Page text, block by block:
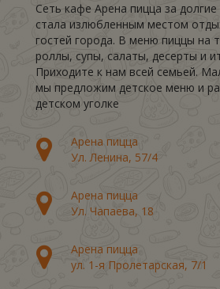
Сеть кафе Арена пицца за
стала излюбленным местом
гостей города. В меню пиццы на
роллы, супы, салаты, десерты и
Приходите к нам всей семьей.
мы предложим детское меню и
детском уголке
Арена пицца
Ул. Ленина, 57/4
Арена пицца
Ул. Чапаева, 18
Арена пицца
ул. 1-я Пролетарская, 7/1